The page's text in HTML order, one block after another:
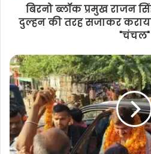
बिरनो ब्लॉक प्रमुख राजन
दुल्हन की तरह सजाकर
"चंचल"